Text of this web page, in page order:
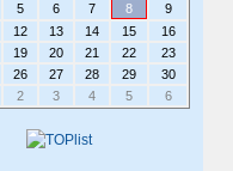
5 6 7 8
9
12 13 14 15
16
19 20 21 22
23
26 27 28 29
30
2 3 4 5 6